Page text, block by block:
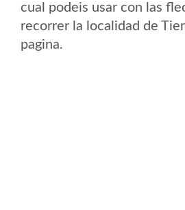
cual podeis usar con las
recorrer la localidad de
pagina.